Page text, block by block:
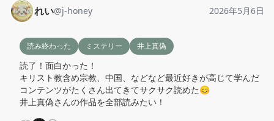
れい@j-honey 2026年5月6日
読み終わった ミステリー 井上真偽
読了！面白かった！
キリスト教含め宗教、中国、などなど最近好きが高じて学んだ
コンテンツがたくさん出てきてサクサク読めた😊
井上真偽さんの作品を全部読みたい！